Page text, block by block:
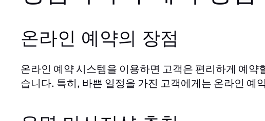
온라인 예약의 장점
온라인 예약 시스템을 이용하면 고객은 편리하게 예약
습니다. 특히, 바쁜 일정을 가진 고객에게는 온라인 예